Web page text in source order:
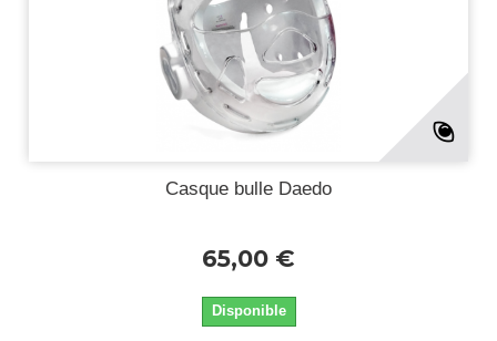
Casque bulle Daedo
65,00 €
Disponible